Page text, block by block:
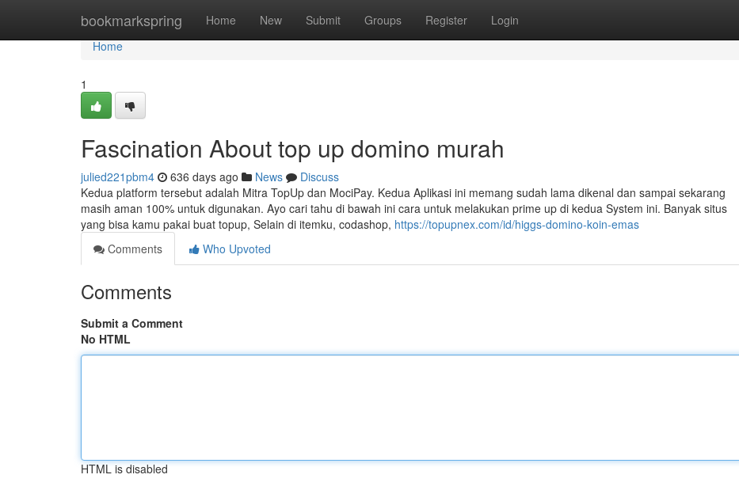
bookmarkspring Home New Submit Groups Register Login
Home
Home
1
Fascination About top up domino murah
julied221pbm4 636 days ago News
Discuss
Kedua platform tersebut adalah Mitra TopUp dan MociPay. Kedua Aplikasi ini memang sudah lama dikenal dan sampai sekarang
masih aman 100% untuk digunakan. Ayo cari tahu di bawah ini cara untuk melakukan prime up di kedua System ini. Banyak situs
yang bisa kamu pakai buat topup, Selain di itemku, codashop, https://topupnex.com/id/higgs-domino-koin-emas
Comments
Who Upvoted
Comments
Submit a Comment
No HTML
HTML is disabled